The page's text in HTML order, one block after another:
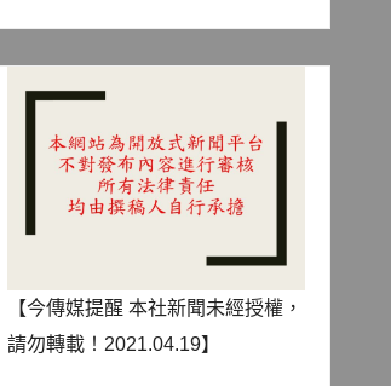
【今傳媒提醒 本社新聞未經授權，
請勿轉載！2021.04.19】